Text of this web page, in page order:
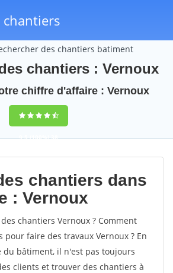
chantiers
des chantiers batiment
chantiers : Vernoux
chiffre d'affaire : Vernoux
9,5(100%)38
votes
chantiers dans
: Vernoux
chantiers Vernoux ? Comment
pour faire des travaux Vernoux ? En
bâtiment, il n'est pas toujours
clients et trouver des chantiers à